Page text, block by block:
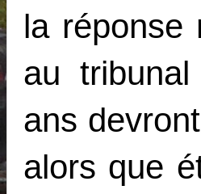
la réponse
au
ans
alors que